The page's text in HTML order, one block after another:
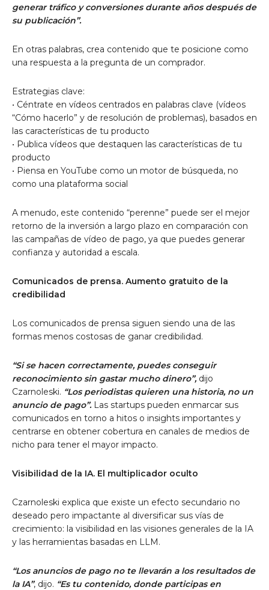
generar tráfico y conversiones durante años después de
su publicación”.
En otras palabras, crea contenido que te posicione como
una respuesta a la pregunta de un comprador.
Estrategias clave:
• Céntrate en vídeos centrados en palabras clave (vídeos
“Cómo hacerlo” y de resolución de problemas), basados ​​en
las características de tu producto
• Publica vídeos que destaquen las características de tu
producto
• Piensa en YouTube como un motor de búsqueda, no
como una plataforma social
A menudo, este contenido “perenne” puede ser el mejor
retorno de la inversión a largo plazo en comparación con
las campañas de vídeo de pago, ya que puedes generar
confianza y autoridad a escala.
Comunicados de prensa. Aumento gratuito de la
credibilidad
Los comunicados de prensa siguen siendo una de las
formas menos costosas de ganar credibilidad.
“Si se hacen correctamente, puedes conseguir
reconocimiento sin gastar mucho dinero”,dijo
Czarnoleski. “Los periodistas quieren una historia, no un
anuncio de pago”. Las startups pueden enmarcar sus
comunicados en torno a hitos o insights importantes y
centrarse en obtener cobertura en canales de medios de
nicho para tener el mayor impacto.
Visibilidad de la IA. El multiplicador oculto
Czarnoleski explica que existe un efecto secundario no
deseado pero impactante al diversificar sus vías de
crecimiento: la visibilidad en las visiones generales de la IA
y las herramientas basadas en LLM.
“Los anuncios de pago no te llevarán a los resultados de
la IA”, dijo. “Es tu contenido, donde participas en